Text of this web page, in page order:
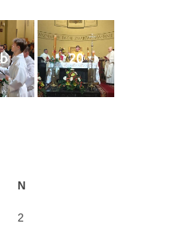
29.06.2025
24.03.2024
20
N
2